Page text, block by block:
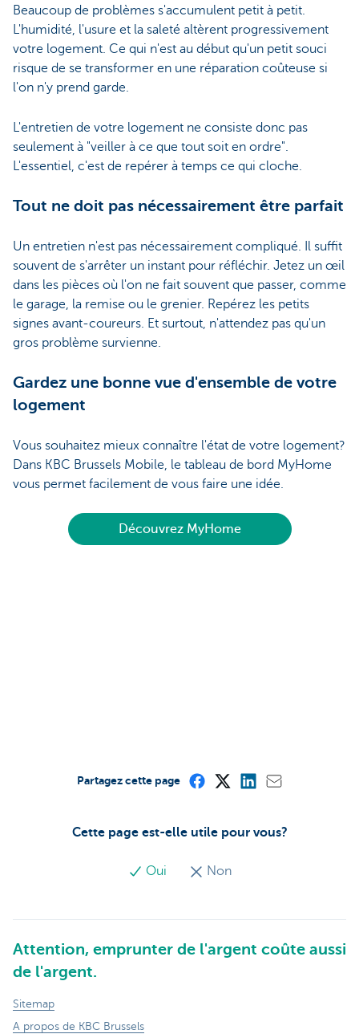
Beaucoup de problèmes s'accumulent petit à petit.
L'humidité, l'usure et la saleté altèrent progressivement
votre logement. Ce qui n'est au début qu'un petit souci
risque de se transformer en une réparation coûteuse si
l'on n'y prend garde.
L'entretien de votre logement ne consiste donc pas
seulement à "veiller à ce que tout soit en ordre".
L'essentiel, c'est de repérer à temps ce qui cloche.
Tout ne doit pas nécessairement être parfait
Un entretien n'est pas nécessairement compliqué. Il suffit
souvent de s'arrêter un instant pour réfléchir. Jetez un œil
dans les pièces où l'on ne fait souvent que passer, comme
le garage, la remise ou le grenier. Repérez les petits
signes avant-coureurs. Et surtout, n'attendez pas qu'un
gros problème survienne.
Gardez une bonne vue d'ensemble de votre
logement
Vous souhaitez mieux connaître l'état de votre logement?
Dans KBC Brussels Mobile, le tableau de bord MyHome
vous permet facilement de vous faire une idée.
Découvrez MyHome
Cette page est-elle utile pour vous?
Oui Non
Partagez cette page
Attention, emprunter de l'argent coûte aussi
de l'argent.
Sitemap
A propos de KBC Brussels